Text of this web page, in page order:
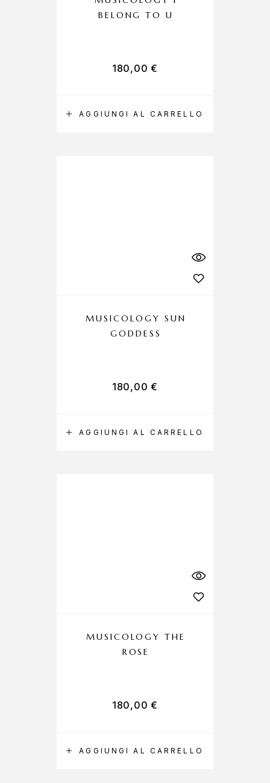
AGGIUNGI AL CARRELLO
BELONG TO U
180,00€
AGGIUNGI AL CARRELLO
MUSICOLOGY SUN
GODDESS
180,00€
AGGIUNGI AL CARRELLO
MUSICOLOGY THE
ROSE
180,00€